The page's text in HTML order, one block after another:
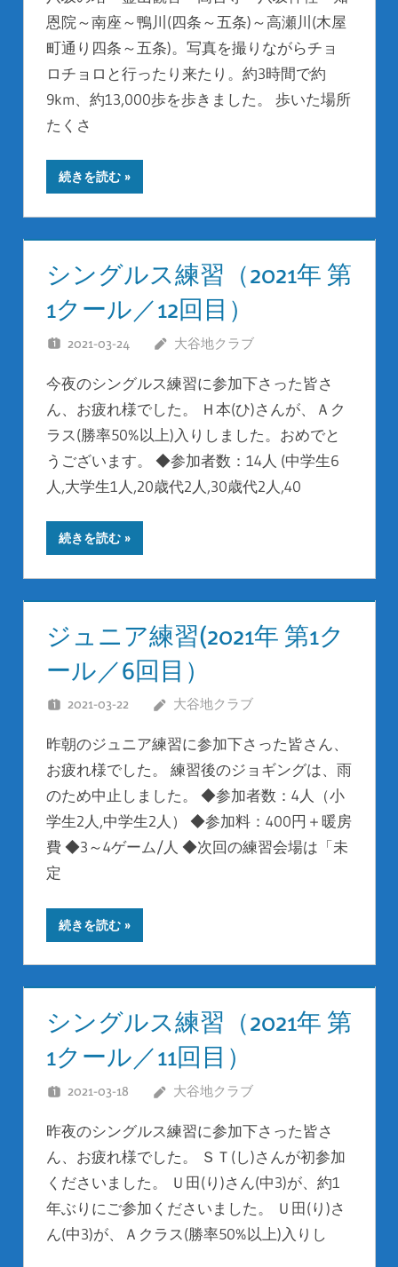
恩院～南座～鴨川(四条～五条)～高瀬川(木屋
町通り四条～五条)。写真を撮りながらチョ
ロチョロと行ったり来たり。約3時間で約
9km、約13,000歩を歩きました。 歩いた場所
たくさ
続きを読む
シングルス練習（2021年 第
1クール／12回目）
2021-03-24 大谷地クラブ
今夜のシングルス練習に参加下さった皆さ
ん、お疲れ様でした。 Ｈ本(ひ)さんが、Ａク
ラス(勝率50%以上)入りしました。おめでと
うございます。 ◆参加者数：14人 (中学生6
人,大学生1人,20歳代2人,30歳代2人,40
続きを読む
ジュニア練習(2021年 第1ク
ール／6回目）
2021-03-22 大谷地クラブ
昨朝のジュニア練習に参加下さった皆さん、
お疲れ様でした。 練習後のジョギングは、雨
のため中止しました。 ◆参加者数：4人（小
学生2人,中学生2人） ◆参加料：400円＋暖房
費 ◆3～4ゲーム/人 ◆次回の練習会場は「未
定
続きを読む
シングルス練習（2021年 第
1クール／11回目）
2021-03-18 大谷地クラブ
昨夜のシングルス練習に参加下さった皆さ
ん、お疲れ様でした。 ＳＴ(し)さんが初参加
くださいました。 Ｕ田(り)さん(中3)が、約1
年ぶりにご参加くださいました。 Ｕ田(り)さ
ん(中3)が、Ａクラス(勝率50%以上)入りし